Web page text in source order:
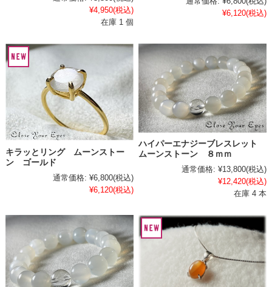
¥4,950(税込)
在庫 1 個
¥6,120(税込)
キラッとリング ムーンストー
ン ゴールド
通常価格: ¥6,800(税込)
¥6,120(税込)
ハイパーエナジーブレスレット
ムーンストーン ８ｍｍ
通常価格: ¥13,800(税込)
¥12,420(税込)
在庫 4 本